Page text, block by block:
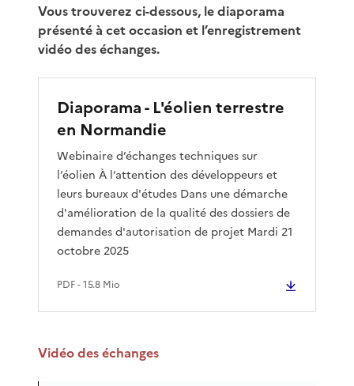
Vous trouverez ci-dessous, le diaporama
présenté à cet occasion et l’enregistrement
vidéo des échanges.
Diaporama - L'éolien terrestre
en Normandie
PDF- 15.8 Mio
Webinaire d’échanges techniques sur
l’éolien À l’attention des développeurs et
leurs bureaux d'études Dans une démarche
d'amélioration de la qualité des dossiers de
demandes d'autorisation de projet Mardi 21
octobre 2025
Vidéo des échanges